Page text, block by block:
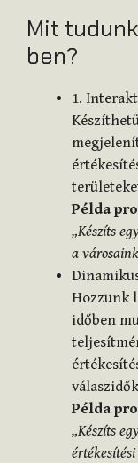
Mit
ben?
1.
Példa
„Készíts
a
Hozzunk
időben
Példa
„Készíts